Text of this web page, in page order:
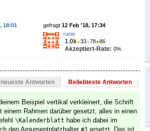
gefragt 12 Feb '18, 17:34
runix
1.0k●33●78●86
Akzeptiert-Rate: 0%
18:01
neueste Antworten Beliebteste Antworten
Beispiel vertikal verkleinert, die Schrift
einem Rahmen darüber gesetzt, alles in einen
\Kalenderblatt habe ich dabei im
den Argumentplatzhalter
ersetzt. Das ist